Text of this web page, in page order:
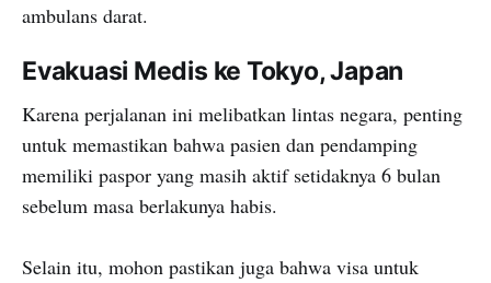
ambulans darat.
Evakuasi Medis ke Tokyo, Japan
Karena perjalanan ini melibatkan lintas negara, penting
untuk memastikan bahwa pasien dan pendamping
memiliki paspor yang masih aktif setidaknya 6 bulan
sebelum masa berlakunya habis.
Selain itu, mohon pastikan juga bahwa visa untuk